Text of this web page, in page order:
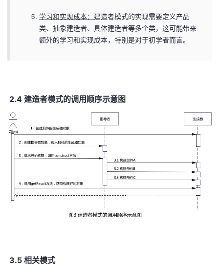
学习和实现成本： 建造者模式的实现需要定义产品
类、抽象建造者、具体建造者等多个类，这可能带来
额外的学习和实现成本，特别是对于初学者而言。
2.4 建造者模式的调用顺序示意图
3.5 相关模式